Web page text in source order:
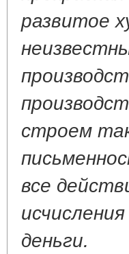
развитое
строем
все
деньги.